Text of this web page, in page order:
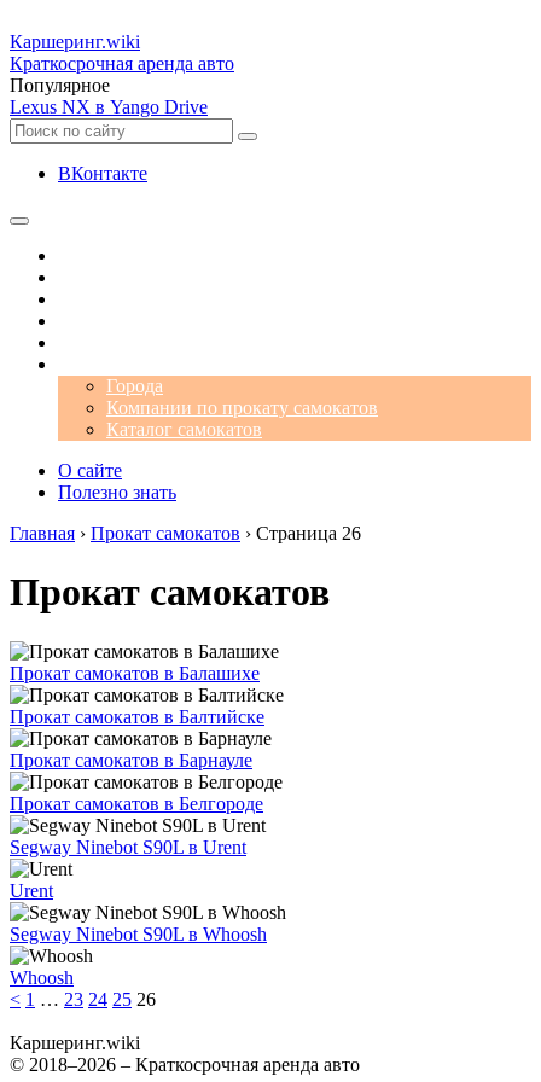
Каршеринг.wiki
Краткосрочная аренда авто
Популярное
Lexus NX в Yango Drive
ВКонтакте
Города
Компании по прокату самокатов
Каталог самокатов
О сайте
Полезно знать
Главная › Прокат самокатов › Страница 26
Прокат самокатов
Прокат самокатов в Балашихе
Прокат самокатов в Балтийске
Прокат самокатов в Барнауле
Прокат самокатов в Белгороде
Segway Ninebot S90L в Urent
Urent
Segway Ninebot S90L в Whoosh
Whoosh
< 1 … 23 24 25 26
Каршеринг.wiki
© 2018–2026 – Краткосрочная аренда авто